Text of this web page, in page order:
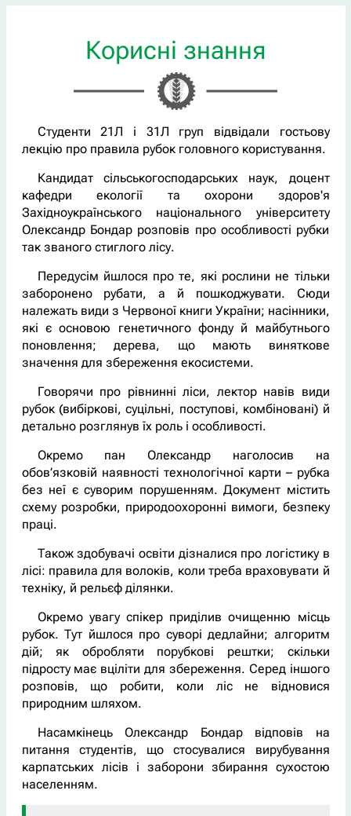
Корисні знання
Студенти 21Л і 31Л груп відвідали гостьову
лекцію про правила рубок головного користування.
Кандидат сільськогосподарських наук, доцент
кафедри екології та охорони здоров'я
Західноукраїнського національного університету
Олександр Бондар розповів про особливості рубки
так званого стиглого лісу.
Передусім йшлося про те, які рослини не тільки
заборонено рубати, а й пошкоджувати. Сюди
належать види з Червоної книги України; насінники,
які є основою генетичного фонду й майбутнього
поновлення; дерева, що мають виняткове
значення для збереження екосистеми.
Говорячи про рівнинні ліси, лектор навів види
рубок (вибіркові, суцільні, поступові, комбіновані) й
детально розглянув їх роль і особливості.
Окремо пан Олександр наголосив на
обов’язковій наявності технологічної карти – рубка
без неї є суворим порушенням. Документ містить
схему розробки, природоохоронні вимоги, безпеку
праці.
Також здобувачі освіти дізналися про логістику в
лісі: правила для волоків, коли треба враховувати й
техніку, й рельєф ділянки.
Окремо увагу спікер приділив очищенню місць
рубок. Тут йшлося про суворі дедлайни; алгоритм
дій; як обробляти порубкові рештки; скільки
підросту має вціліти для збереження. Серед іншого
розповів, що робити, коли ліс не відновися
природним шляхом.
Насамкінець Олександр Бондар відповів на
питання студентів, що стосувалися вирубування
карпатських лісів і заборони збирання сухостою
населенням.